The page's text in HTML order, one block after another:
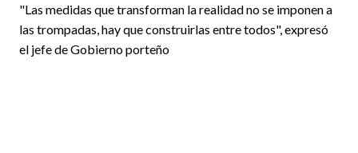
"Las medidas que transforman la realidad no se imponen a
las trompadas, hay que construirlas entre todos", expresó
el jefe de Gobierno porteño